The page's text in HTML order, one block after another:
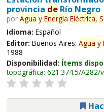
provincia deRío Negro
por Agua y Energía Eléctrica,
Idioma: Español
Editor: Buenos Aires: Agua y
1988
Disponibilidad: Ítems
topográfica: 621.374.5/A282/